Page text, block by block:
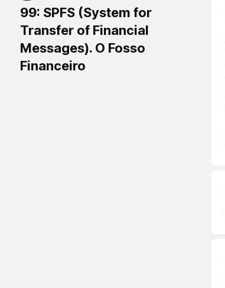
99: SPFS (System for
Transfer of Financial
Messages). O Fosso
Financeiro